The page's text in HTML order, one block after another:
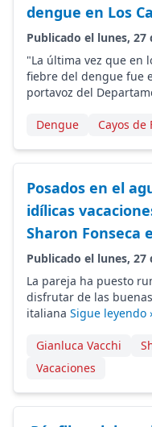
dengue en Los
Publicado el lunes, 27
"La última vez que en
fiebre del dengue fue
portavoz del
Dengue Cayos de
Posados en el
idílicas
Sharon Fonseca
Publicado el lunes, 27
La pareja ha puesto
disfrutar de las
italiana Sigue leyendo
Gianluca Vacchi
Vacaciones